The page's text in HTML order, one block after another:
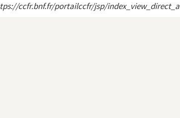
sur la manche)
sur la manche)
et ancre sur la manche)
et épée)
ccfr.bnf.fr/portailccfr/jsp/